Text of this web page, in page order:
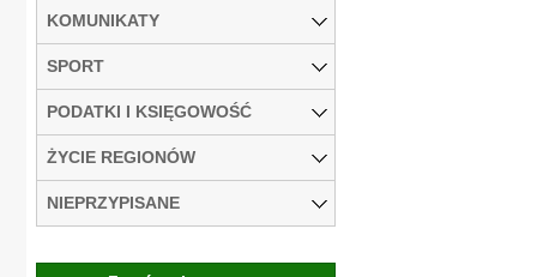
KOMUNIKATY
SPORT
PODATKI I KSIĘGOWOŚĆ
ŻYCIE REGIONÓW
NIEPRZYPISANE